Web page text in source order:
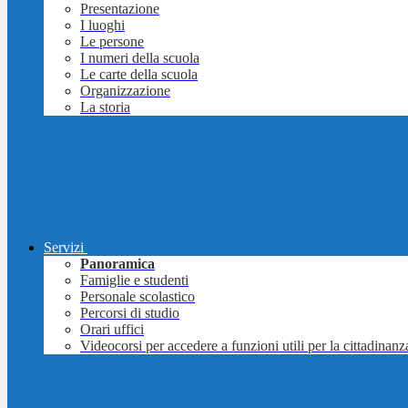
Presentazione
I luoghi
Le persone
I numeri della scuola
Le carte della scuola
Organizzazione
La storia
Servizi
Panoramica
Famiglie e studenti
Personale scolastico
Percorsi di studio
Orari uffici
Videocorsi per accedere a funzioni utili per la